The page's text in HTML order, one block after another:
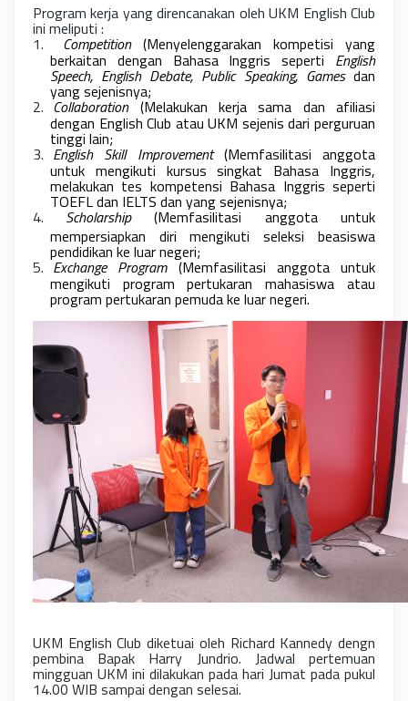
Program kerja yang direncanakan oleh UKM English Club
ini meliputi :
1. Competition(Menyelenggarakan kompetisi yang
berkaitan dengan Bahasa Inggris seperti English
Speech, English Debate, Public Speaking, Gamesdan
yang sejenisnya;
2. Collaboration(Melakukan kerja sama dan afiliasi
dengan English Club atau UKM sejenis dari perguruan
tinggi lain;
3. English Skill Improvement(Memfasilitasi anggota
untuk mengikuti kursus singkat Bahasa Inggris,
melakukan tes kompetensi Bahasa Inggris seperti
TOEFL dan IELTS dan yang sejenisnya;
4. Scholarship(Memfasilitasi anggota untuk
mempersiapkan diri mengikuti seleksi beasiswa
pendidikan ke luar negeri;
5. Exchange Program(Memfasilitasi anggota untuk
mengikuti program pertukaran mahasiswa atau
program pertukaran pemuda ke luar negeri.
UKM English Club diketuai oleh Richard Kannedy dengn
pembina Bapak Harry Jundrio. Jadwal pertemuan
mingguan UKM ini dilakukan pada hari Jumat pada pukul
14.00 WIB sampai dengan selesai.